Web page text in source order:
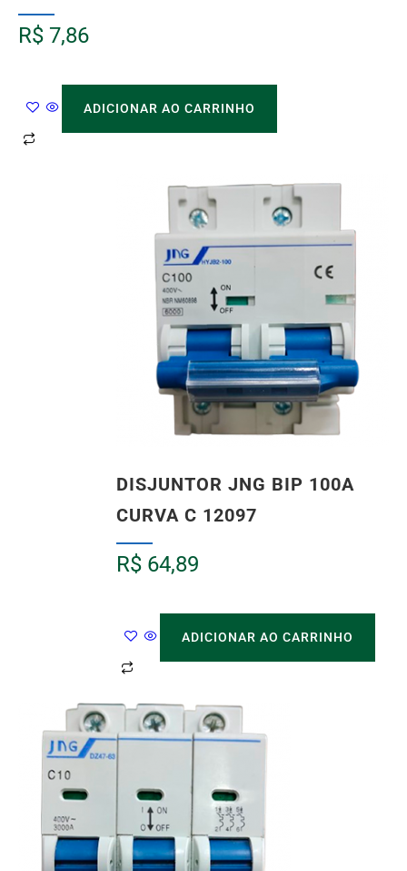
R$ 7,86
ADICIONAR AO CARRINHO
DISJUNTOR JNG BIP 100A
CURVA C 12097
R$ 64,89
ADICIONAR AO CARRINHO